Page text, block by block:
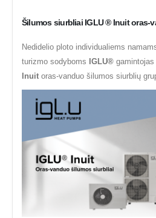
Šilumos siurbliai IGLU ® Inuit oras-
Nedidelio ploto individualiems
turizmo sodyboms IGLU®
Inuit oras-vanduo šilumos siurblių